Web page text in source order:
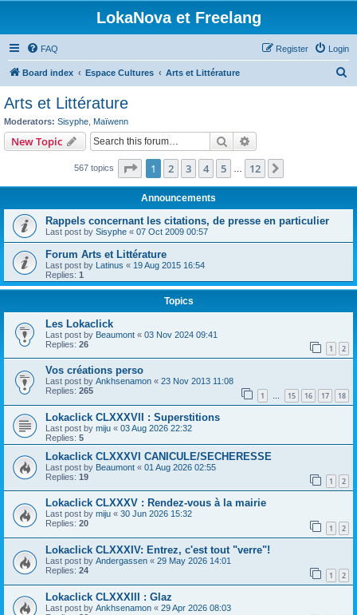
LokaNova et Freelang
FAQ Login
Register
Board index Espace Cultures Arts et Littérature
Arts et Littérature
Moderators: Sisyphe Maïwenn
New Topic Search
567 topics Page 1of 12
1 2 3 4 5 12
Announcements
Rappels concernant les citations, de presse en particulier
Last post by Sisyphe « 07 Oct 2009 00:57
Forum Arts et Littérature
Last post by Latinus « 19 Aug 2015 16:54
Replies: 1
Topics
Les Lokaclick
Last post by Beaumont « 03 Nov 2024 09:41
Replies: 26 1 2
Vos créations perso
Last post by Ankhsenamon « 23 Nov 2013 11:08
Replies: 265 1 … 15 16 17 18
Lokaclick CLXXXVII : Superstitions
Last post by miju « 03 Aug 2026 22:32
Replies: 5
Lokaclick CLXXXVI CANICULE/SECHERESSE
Last post by Beaumont « 01 Aug 2026 02:55
Replies: 19 1 2
Lokaclick CLXXXV : Rendez-vous à la mairie
Last post by miju « 30 Jun 2026 15:32
Replies: 20 1 2
Lokaclick CLXXXIV: Entrez, c'est tout "verre"!
Last post by Andergassen « 29 May 2026 14:01
Replies: 24 1 2
Lokaclick CLXXXIII : Glaz
Last post by Ankhsenamon « 29 Apr 2026 08:03